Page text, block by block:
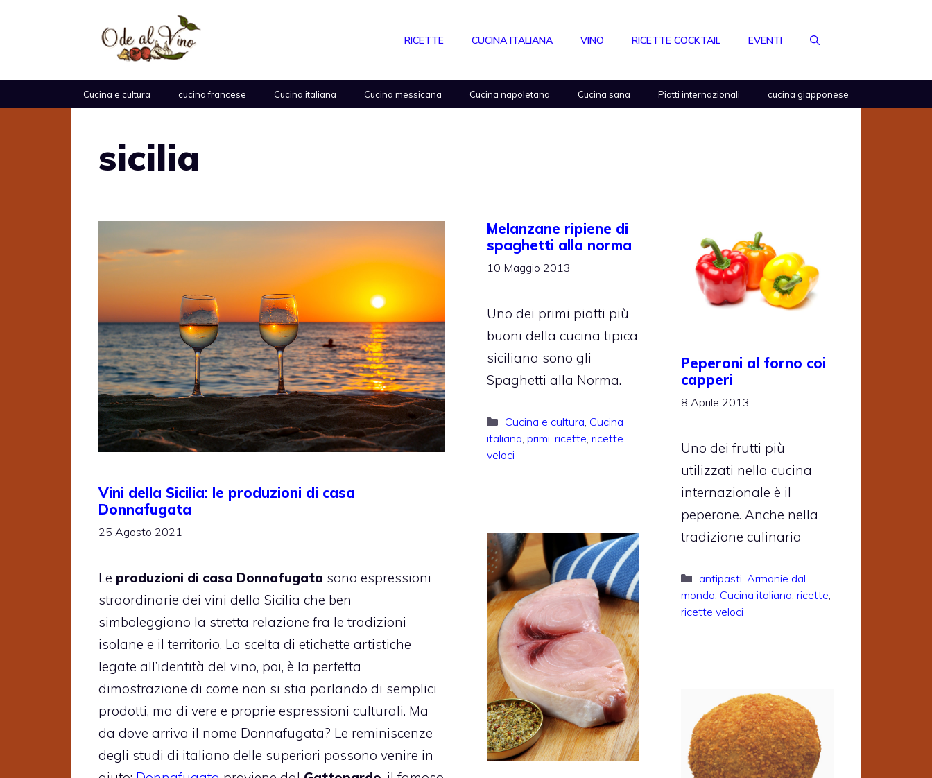
RICETTE CUCINA ITALIANA VINO RICETTE COCKTAIL EVENTI
Cucina e cultura cucina francese Cucina italiana Cucina messicana Cucina napoletana Cucina sana Piatti internazionali cucina giapponese
sicilia
Vini della Sicilia: le produzioni di casa
Donnafugata
25 Agosto 2021
Le produzioni di casa Donnafugata sono espressioni
straordinarie dei vini della Sicilia che ben
simboleggiano la stretta relazione fra le tradizioni
isolane e il territorio. La scelta di etichette artistiche
legate all’identità del vino, poi, è la perfetta
dimostrazione di come non si stia parlando di semplici
prodotti, ma di vere e proprie espressioni culturali. Ma
da dove arriva il nome Donnafugata? Le reminiscenze
degli studi di italiano delle superiori possono venire in
Melanzane ripiene di
spaghetti alla norma
10 Maggio 2013
Uno dei primi piatti più
buoni della cucina tipica
siciliana sono gli
Spaghetti alla Norma.
Categorie
Cucina e cultura, Cucina
italiana, primi, ricette, ricette
veloci
Peperoni al forno coi
capperi
8 Aprile 2013
Uno dei frutti più
utilizzati nella cucina
internazionale è il
peperone. Anche nella
tradizione culinaria
Categorie
antipasti, Armonie dal
mondo, Cucina italiana, ricette,
ricette veloci